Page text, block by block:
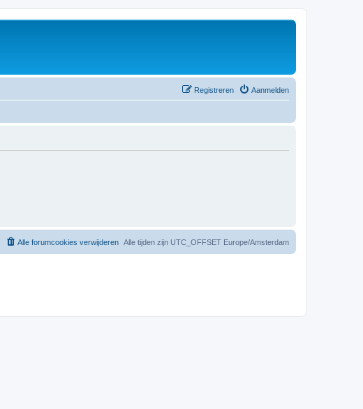
Aanmelden
Registreren
Alle tijden zijn UTC_OFFSET Europe/Amsterdam
Alle forumcookies verwijderen